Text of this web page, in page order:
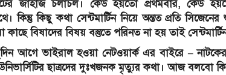
জাহাজ চলাচল। কেউ হয়তো প্রথমবার, কেউ
কিন্তু কিছু কথা সেন্টমার্টিন নিয়ে অন্তত প্রতি
কাছে বিষাদের বিষয় বস্তুতে পরিনত না হয় তাই
আগে ভাইরাল হওয়া নেটওয়ার্ক এর বাইরে –
ছাত্রদের দুঃখজনক মৃত্যুর কথা। আজ বলবো